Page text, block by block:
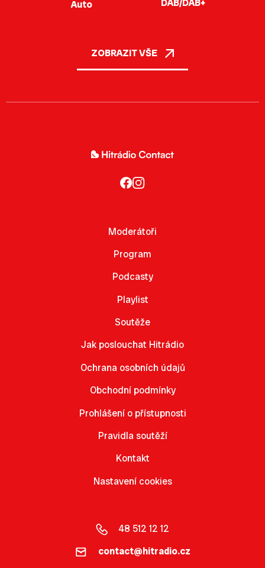
Auto DAB/DAB+
ZOBRAZIT VŠE
Moderátoři
Program
Podcasty
Playlist
Soutěže
Jak poslouchat Hitrádio
Ochrana osobních údajů
Obchodní podmínky
Prohlášení o přístupnosti
Pravidla soutěží
Kontakt
Nastavení cookies
48 512 12 12
contact@hitradio.cz